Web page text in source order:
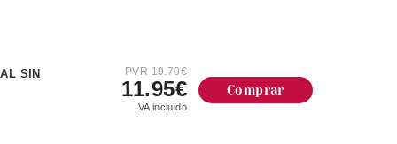
SIN
PVR 19.70€
11.95€
IVA incluido
Comprar